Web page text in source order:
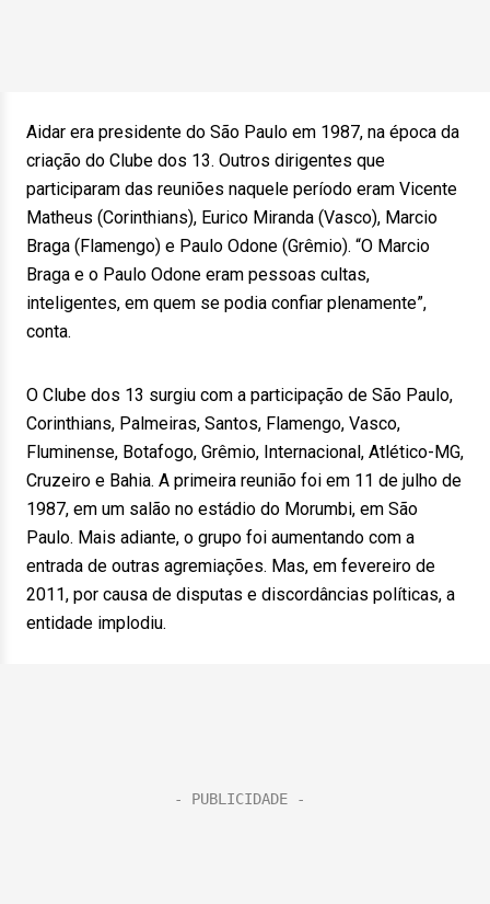
Aidar era presidente do São Paulo em 1987, na época da
criação do Clube dos 13. Outros dirigentes que
participaram das reuniões naquele período eram Vicente
Matheus (Corinthians), Eurico Miranda (Vasco), Marcio
Braga (Flamengo) e Paulo Odone (Grêmio). “O Marcio
Braga e o Paulo Odone eram pessoas cultas,
inteligentes, em quem se podia confiar plenamente”,
conta.
O Clube dos 13 surgiu com a participação de São Paulo,
Corinthians, Palmeiras, Santos, Flamengo, Vasco,
Fluminense, Botafogo, Grêmio, Internacional, Atlético-MG,
Cruzeiro e Bahia. A primeira reunião foi em 11 de julho de
1987, em um salão no estádio do Morumbi, em São
Paulo. Mais adiante, o grupo foi aumentando com a
entrada de outras agremiações. Mas, em fevereiro de
2011, por causa de disputas e discordâncias políticas, a
entidade implodiu.